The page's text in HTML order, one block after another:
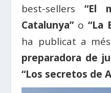
best-sellers“El
Catalunya”o“La
ha publicat a més
preparadora de
“Los secretos de